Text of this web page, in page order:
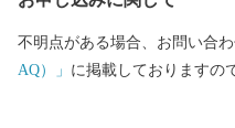
不明点がある場合、お問い合
AQ）」 に掲載しておりますの